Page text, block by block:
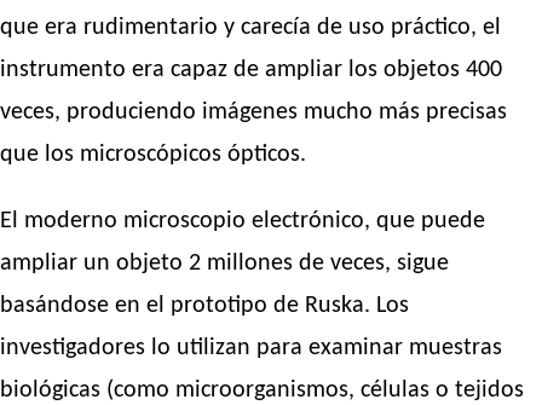
que era rudimentario y carecía de uso práctico, el
instrumento era capaz de ampliar los objetos 400
veces, produciendo imágenes mucho más precisas
que los microscópicos ópticos.
El moderno microscopio electrónico, que puede
ampliar un objeto 2 millones de veces, sigue
basándose en el prototipo de Ruska. Los
investigadores lo utilizan para examinar muestras
biológicas (como microorganismos, células o tejidos